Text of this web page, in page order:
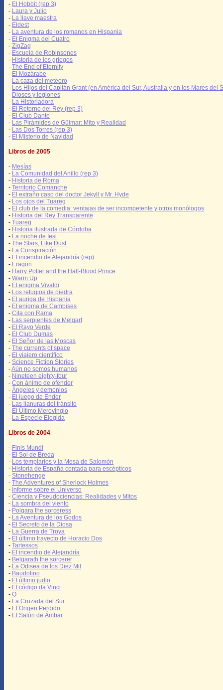
- El Hobbit (rep 3)
- Laura y Julio
- La llave maestra
- Eldest
- La aventura de los romanos en Hispania
- El Enigma del Cuatro
- ZigZag
- Escuela de Robinsones
- Historia de los griegos
- The End of Eternity
- El Mozárabe
- La caza del meteoro
- Los Hijos del Capitán Grant (en América del Sur, Australia y en los Mares del
- Dioses y legiones
- La Historiadora
- El Retorno del Rey (rep 3)
- El Club Dante
- Las Pirámides de Güimar: Mito y Realidad
- Las Dos Torres (rep 3)
- El Misterio de Navidad
Libros de 2005
- Mesías
- La Comunidad del Anillo (rep 3)
- Historia de Roma
- Territorio Comanche
- El extraño caso del doctor Jekyll y Mr. Hyde
- Los ojos del Tuareg
- El club de la comedia: ventajas de ser incompetente y otros monólogos
- Historia del Rey Transparente
- Tuareg
- Historia ilustrada de Córdoba
- La noche de Iesi
- The Stars, Like Dust
- La Conspiración
- El incendio de Alejandría (rep)
- Eragon
- Harry Potter and the Half-Blood Prince
- Warm Up
- El enigma Vivaldi
- Los refugios de piedra
- El auriga de Hispania
- El enigma de Cambises
- Cita con Rama
- Las serpientes de Melqart
- El Rayo Verde
- El Club Dumas
- El Señor de las Moscas
- The currents of space
- El viajero científico
- Science Fiction Stories
-Aún no somos humanos
- Nineteen eighty-four
- Con ánimo de ofender
- Ángeles y demonios
- El juego de Ender
- Las llanuras del tránsito
- El Último Merovingio
- La Especie Elegida
Libros de 2004
- Finis Mundi
- El Sol de Breda
- Los templarios y la Mesa de Salomón
- Historia de España contada para escépticos
- Stonehenge
- The Adventures of Sherlock Holmes
- Informe sobre el Universo
- Ciencia y Pseudociencias: Realidades y Mitos
- La sombra del viento
- Polgara the sorceress
- La Aventura de los Godos
- El Secreto de la Diosa
- La Guerra de Troya
- El último trayecto de Horacio Dos
- Tartessos
- El incendio de Alejandría
- Belgarath the sorcerer
- La Odisea de los Diez Mil
- Baudolino
- El último judio
- El código da Vinci
- Q
- La Cruzada del Sur
- El Origen Perdido
- El Salón de Ámbar